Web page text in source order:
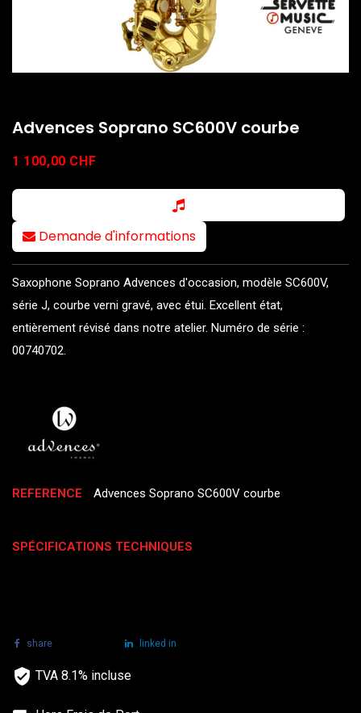
Advences Soprano SC600V courbe
1 100,00 CHF
Demande d'informations
Saxophone Soprano Advences d'occasion, modèle SC600V,
série J, courbe verni gravé, avec étui. Excellent état,
entièrement révisé dans notre atelier. Numéro de série :
00740702.
REFERENCE Advences Soprano SC600V courbe
SPÉCIFICATIONS TECHNIQUES
share linked in
TVA 8.1% incluse